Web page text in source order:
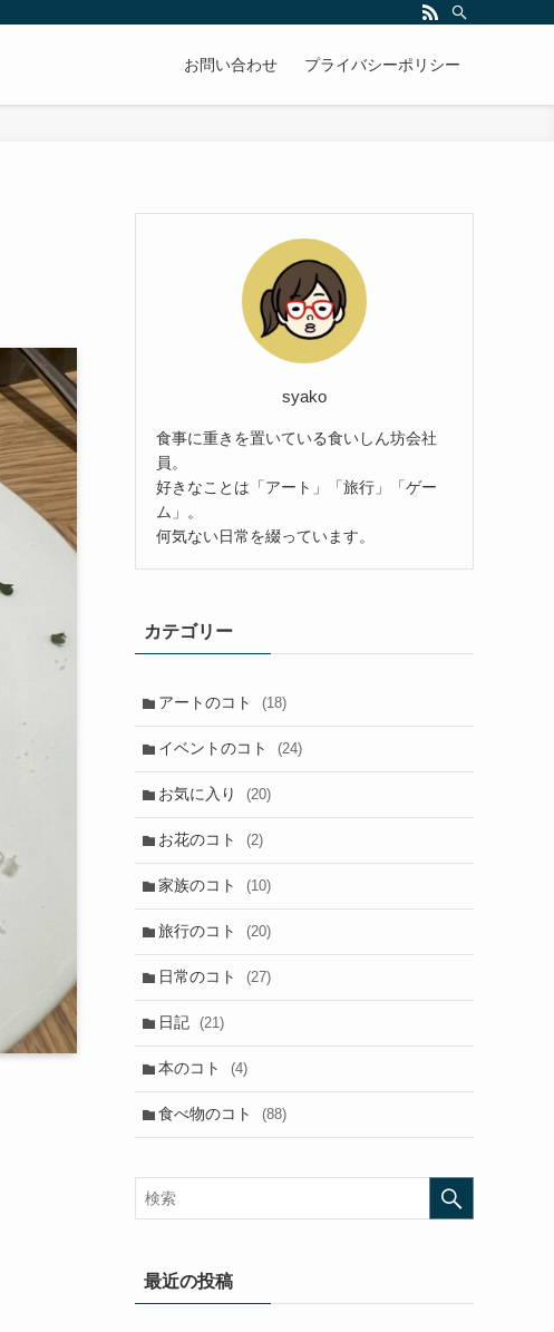
お問い合わせ プライバシーポリシー
syako
食事に重きを置いている食いしん坊会社
員。
好きなことは「アート」「旅行」「ゲー
ム」。
何気ない日常を綴っています。
カテゴリー
アートのコト (18)
イベントのコト (24)
お気に入り (20)
お花のコト (2)
家族のコト (10)
旅行のコト (20)
日常のコト (27)
日記 (21)
本のコト (4)
食べ物のコト (88)
最近の投稿